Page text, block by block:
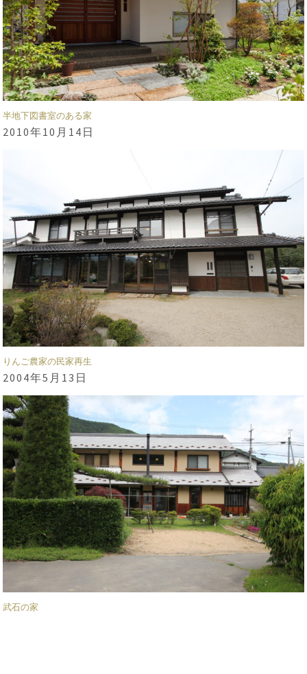
半地下図書室のある家
2010年10月14日
りんご農家の民家再生
2004年5月13日
武石の家